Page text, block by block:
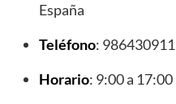
España
Teléfono: 986430911
Horario: 9:00 a 17:00